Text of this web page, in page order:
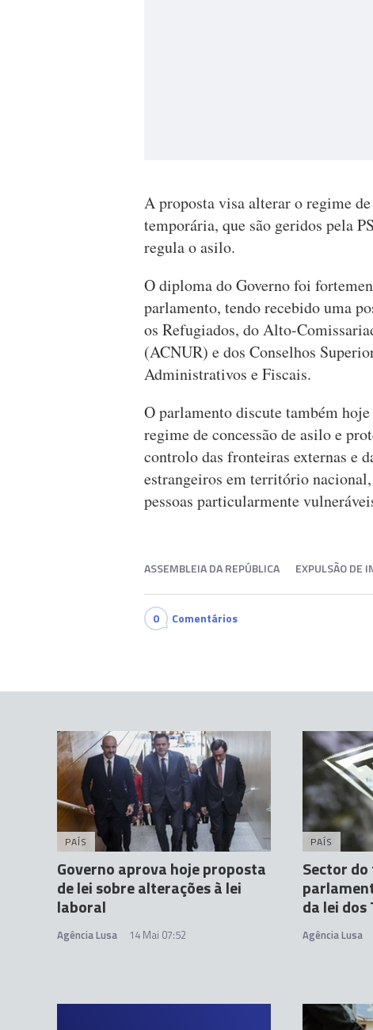
A proposta visa alterar o regime
temporária, que são geridos pela
regula o asilo.
O diploma do Governo foi
parlamento, tendo recebido uma
os Refugiados, do Alto-
(ACNUR) e dos Conselhos
Administrativos e Fiscais.
O parlamento discute também
regime de concessão de asilo e
controlo das fronteiras externas e
estrangeiros em território
pessoas particularmente
ASSEMBLEIA DA REPÚBLICA EXPULSÃO DE
0 Comentários
PAÍS
Governo aprova hoje proposta
de lei sobre alterações à lei
laboral
Agência Lusa 14 Mai 07:52
PAÍS
Sector
da lei dos
Agência Lusa